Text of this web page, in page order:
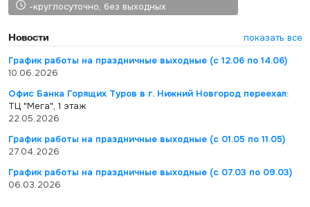
-круглосуточно, без выходных
Новости
показать все
График работы на праздничные выходные (с 12.06 по 14.06)
10.06.2026
Офис Банка Горящих Туров в г. Нижний Новгород переехал:
ТЦ "Мега", 1 этаж
22.05.2026
График работы на праздничные выходные (с 01.05 по 11.05)
27.04.2026
График работы на праздничные выходные (с 07.03 по 09.03)
06.03.2026